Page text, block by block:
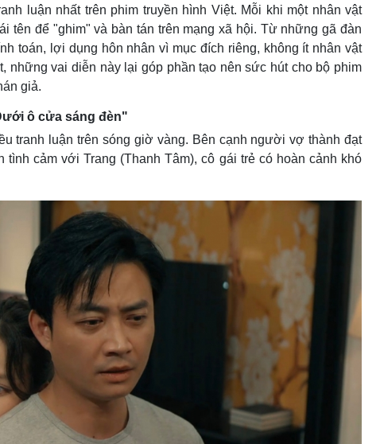
Văn hóa
Sân khấu - Điện ảnh
Văn học
Âm nhạc
Di sản
Giải trí
Nghệ sĩ
Thời trang
Sao Việt
Du lịch
Tư vấn
Săn Tour
check-in
luận nhất trên phim truyền hình Việt. Mỗi khi một nhân vật
tên để "ghim" và bàn tán trên mạng xã hội. Từ những gã đàn
toán, lợi dụng hôn nhân vì mục đích riêng, không ít nhân vật
vai diễn này lại góp phần tạo nên sức hút cho bộ phim
giả.
ô cửa sáng đèn"
tranh luận trên sóng giờ vàng. Bên cạnh người vợ thành đạt
cảm với Trang (Thanh Tâm), cô gái trẻ có hoàn cảnh khó